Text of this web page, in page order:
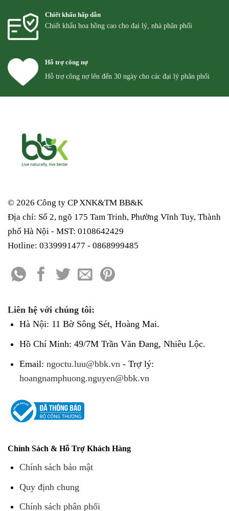
Chiết khấu hấp dẫn
Chiết khẩu hoa hồng cao cho đại lý, nhà phân phối
Hỗ trợ công nợ
Hỗ trợ công nợ lên đến 30 ngày cho các đại lý phân phối
© 2026 Công ty CP XNK&TM BB&K
Địa chỉ: Số 2, ngõ 175 Tam Trinh, Phường Vĩnh Tuy, Thành
phố Hà Nội - MST: 0108642429
Hotline: 0339991477 - 0868999485
Liên hệ với chúng tôi:
Hà Nội: 11 Bờ Sông Sét, Hoàng Mai.
Hồ Chí Minh: 49/7M Trần Văn Đang, Nhiêu Lộc.
Email: ngoctu.luu@bbk.vn - Trợ lý:
hoangnamphuong.nguyen@bbk.vn
Chính Sách & Hỗ Trợ Khách Hàng
Chính sách bảo mật
Quy định chung
Chính sách phân phối